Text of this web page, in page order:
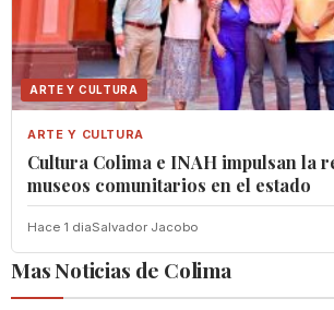
ARTE Y CULTURA
ARTE Y CULTURA
Cultura Colima e INAH impulsan la
museos comunitarios en el estado
Hace 1 diaSalvador Jacobo
Mas Noticias de Colima